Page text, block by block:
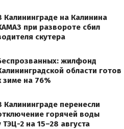
Калининграде на Калинина
при развороте сбил
скутера
жилфонд
области готов
зиме на 76%
Калининграде перенесли
горячей воды
ТЭЦ-2 на 15–28 августа